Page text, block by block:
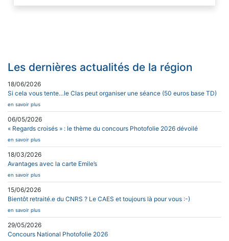
Les dernières actualités de la région
18/06/2026
Si cela vous tente…le Clas peut organiser une séance (50 euros base TD)
en savoir plus
06/05/2026
« Regards croisés » : le thème du concours Photofolie 2026 dévoilé
en savoir plus
18/03/2026
Avantages avec la carte Emile’s
en savoir plus
15/06/2026
Bientôt retraité.e du CNRS ? Le CAES et toujours là pour vous :-)
en savoir plus
29/05/2026
Concours National Photofolie 2026